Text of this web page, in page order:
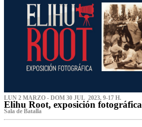
LUN 2 MARZO - DOM 30 JUL 2023, 9-17 H.
Elihu Root, exposición fotográfica
Sala de Batalla